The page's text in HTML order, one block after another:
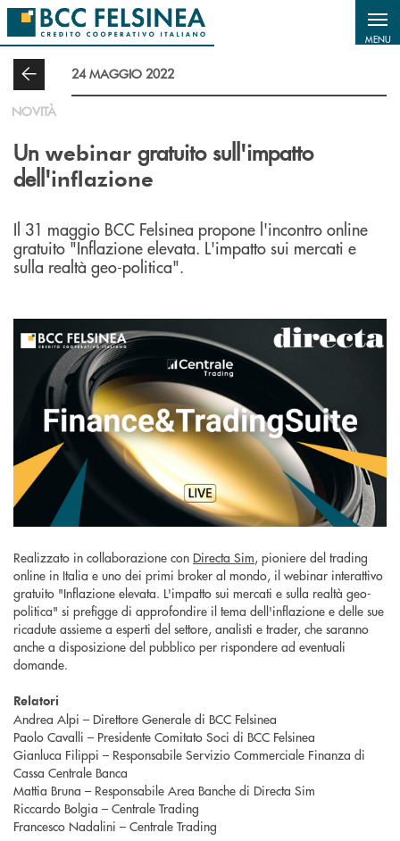
Salta al contenuto principale
MENU
24 MAGGIO 2022
NOVITÀ
Un webinar gratuito sull'impatto
dell'inflazione
Il 31 maggio BCC Felsinea propone l'incontro online
gratuito "Inflazione elevata. L'impatto sui mercati e
sulla realtà geo-politica".
Realizzato in collaborazione con Directa Sim, pioniere del trading
online in Italia e uno dei primi broker al mondo, il webinar interattivo
gratuito "Inflazione elevata. L'impatto sui mercati e sulla realtà geo-
politica" si prefigge di approfondire il tema dell'inflazione e delle sue
ricadute assieme a esperti del settore, analisti e trader, che saranno
anche a disposizione del pubblico per rispondere ad eventuali
domande.
Relatori
Andrea Alpi – Direttore Generale di BCC Felsinea
Paolo Cavalli – Presidente Comitato Soci di BCC Felsinea
Gianluca Filippi – Responsabile Servizio Commerciale Finanza di
Cassa Centrale Banca
Mattia Bruna – Responsabile Area Banche di Directa Sim
Riccardo Bolgia – Centrale Trading
Francesco Nadalini – Centrale Trading